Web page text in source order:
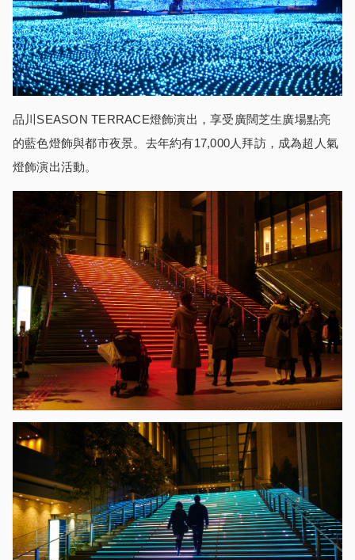
品川SEASON TERRACE燈飾演出，享受廣闊芝生廣場點亮
的藍色燈飾與都市夜景。去年約有17,000人拜訪，成為超人氣
燈飾演出活動。